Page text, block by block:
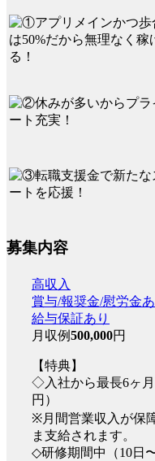
募集内容
高収入
賞与/報奨金/慰労金あ
給与保証あり
月収例500,000円
【特典】
◇入社から最長6ヶ
円）
※月間営業収入が保
ま支給されます。
◇研修期間中（10日